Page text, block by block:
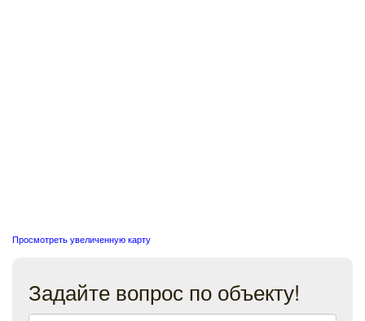
Просмотреть увеличенную карту
Задайте вопрос по объекту!